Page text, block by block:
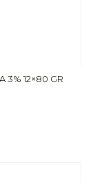
3% 12×80 GR